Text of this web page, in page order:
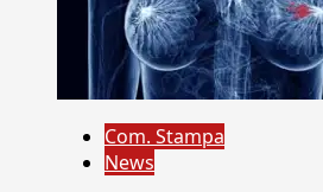
Com. Stampa
News